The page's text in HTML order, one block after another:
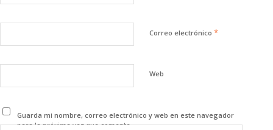
Correo electrónico *
Web
Guarda mi nombre, correo electrónico y web en este navegador
para la próxima vez que comente.